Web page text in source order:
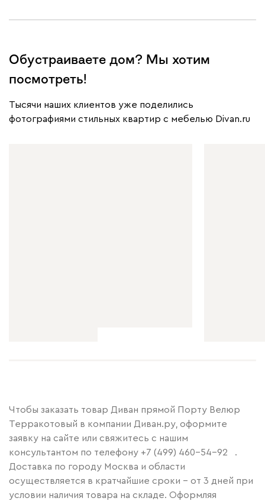
Обустраиваете дом? Мы хотим
посмотреть!
Тысячи наших клиентов уже поделились
фотографиями стильных квартир с мебелью Divan.ru
Чтобы заказать товар Диван прямой Порту Велюр
Терракотовый в компании Диван.ру, оформите
заявку на сайте или свяжитесь с нашим
консультантом по телефону +7 (499) 460-54-92
.
Доставка по городу Москва и области
осуществляется в кратчайшие сроки – от 3 дней при
условии наличия товара на складе. Оформляя